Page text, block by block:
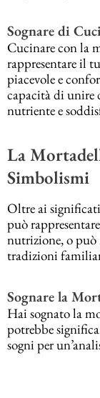
Sognare di
Cucinare con la
rappresentare il
piacevole e
capacità di unire
nutriente e
La
Simbolismi
Oltre ai
può
nutrizione, o
tradizioni
Sognare la
Hai sognato la
potrebbe
sogni per